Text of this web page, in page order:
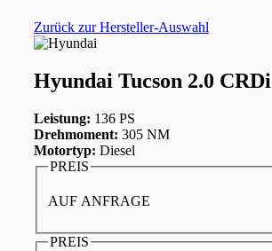
Zurück zur Hersteller-Auswahl
Hyundai Tucson 2.0 CRDi
Leistung: 136 PS
Drehmoment: 305 NM
Motortyp: Diesel
PREIS
AUF ANFRAGE
PREIS